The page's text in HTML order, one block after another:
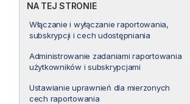
NA TEJ STRONIE
Włączanie i wyłączanie raportowania,
subskrypcji i cech udostępniania
Administrowanie zadaniami raportowania
użytkowników i subskrypcjami
Ustawianie uprawnień dla mierzonych
cech raportowania